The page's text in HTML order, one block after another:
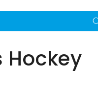
Hockey